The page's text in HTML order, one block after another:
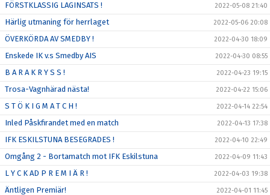
FÖRSTKLASSIG LAGINSATS ! 2022-05-08 21:40
Härlig utmaning för herrlaget 2022-05-06 20:08
ÖVERKÖRDA AV SMEDBY ! 2022-04-30 18:09
Enskede IK v.s Smedby AIS 2022-04-30 08:55
B A R A K R Y S S ! 2022-04-23 19:15
Trosa-Vagnhärad nästa! 2022-04-22 15:06
S T Ö K I G M A T C H ! 2022-04-14 22:54
Inled Påskfirandet med en match 2022-04-13 17:38
IFK ESKILSTUNA BESEGRADES ! 2022-04-10 22:49
Omgång 2 - Bortamatch mot IFK Eskilstuna 2022-04-09 11:43
L Y C K AD P R E M I Ä R ! 2022-04-03 19:38
Äntligen Premiär! 2022-04-01 11:45